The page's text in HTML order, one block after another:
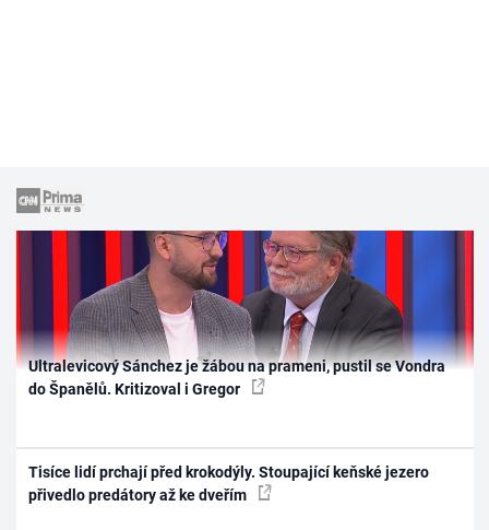
Ultralevicový Sánchez je žábou na prameni, pustil se Vondra
do Španělů. Kritizoval i Gregor
Tisíce lidí prchají před krokodýly. Stoupající keňské jezero
přivedlo predátory až ke dveřím